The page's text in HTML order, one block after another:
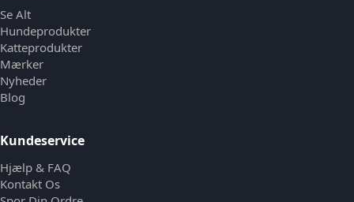
Se Alt
Hundeprodukter
Katteprodukter
Mærker
Nyheder
Blog
Kundeservice
Hjælp & FAQ
Kontakt Os